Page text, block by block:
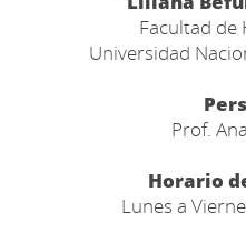
Facultad de
Universidad
Prof.
Horario
Lunes a